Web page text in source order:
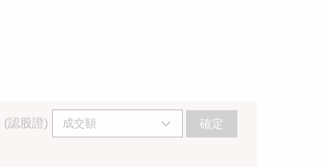
(認股證) 確定